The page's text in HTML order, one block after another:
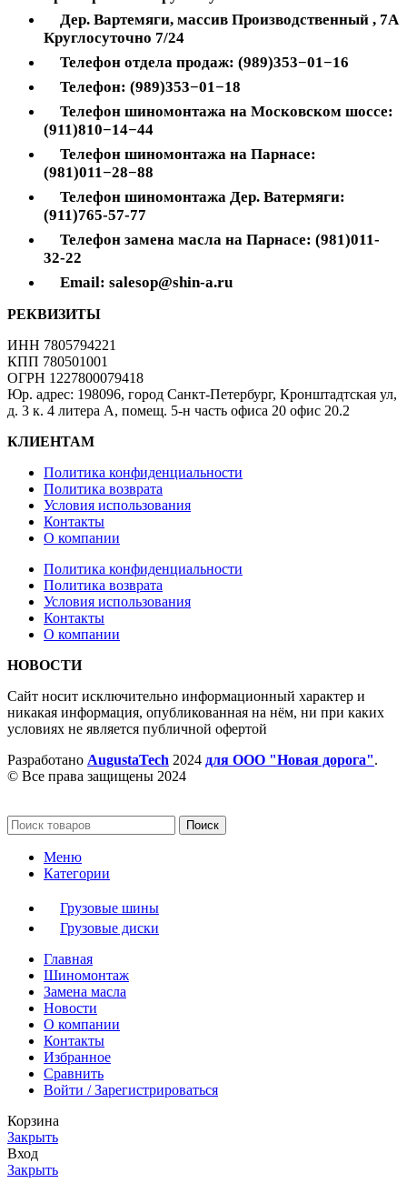
Дер. Вартемяги, массив Производственный , 7А
Круглосуточно 7/24
Телефон отдела продаж: (989)353−01−16
Телефон: (989)353−01−18
Телефон шиномонтажа на Московском шоссе:
(911)810−14−44
Телефон шиномонтажа на Парнасе:
(981)011−28−88
Телефон шиномонтажа Дер. Ватермяги:
(911)765-57-77
Телефон замена масла на Парнасе: (981)011-
32-22
Email: salesop@shin-a.ru
РЕКВИЗИТЫ
ИНН 7805794221
КПП 780501001
ОГРН 1227800079418
Юр. адрес: 198096, город Санкт-Петербург, Кронштадтская ул,
д. 3 к. 4 литера А, помещ. 5-н часть офиса 20 офис 20.2
КЛИЕНТАМ
Политика конфиденциальности
Политика возврата
Условия использования
Контакты
О компании
Политика конфиденциальности
Политика возврата
Условия использования
Контакты
О компании
НОВОСТИ
Сайт носит исключительно информационный характер и
никакая информация, опубликованная на нём, ни при каких
условиях не является публичной офертой
Разработано AugustaTech 2024 для ООО "Новая дорога".
© Все права защищены 2024
Поиск
Меню
Категории
Грузовые шины
Грузовые диски
Главная
Шиномонтаж
Замена масла
Новости
О компании
Контакты
Избранное
Сравнить
Войти / Зарегистрироваться
Корзина
Закрыть
Вход
Закрыть